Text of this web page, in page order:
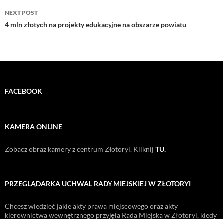
NEXT POST
4 mln złotych na projekty edukacyjne na obszarze powiatu
FACEBOOK
KAMERA ONLINE
Zobacz obraz kamery z centrum Złotoryi. Kliknij TU.
PRZEGLĄDARKA UCHWAL RADY MIEJSKIEJ W ZŁOTORYI
Chcesz wiedzieć jakie akty prawa miejscowego oraz akty
kierownictwa wewnętrznego przyjęła Rada Miejska w Złotoryi, kiedy